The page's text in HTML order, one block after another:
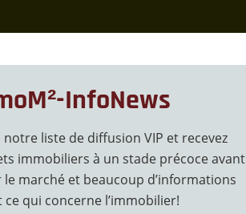
InfoNews
notre liste de diffusion VIP et recevez
immobiliers à un stade précoce avant
marché et beaucoup d’informations
qui concerne l’immobilier!